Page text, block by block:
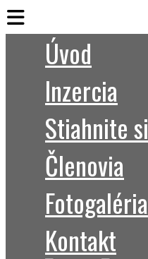
Úvod
Inzercia
Stiahnite si
Členovia
Fotogaléria
Kontakt